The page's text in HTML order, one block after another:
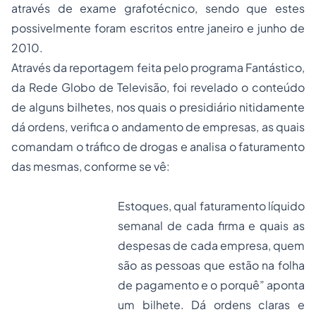
através de exame grafotécnico, sendo que estes
possivelmente foram escritos entre janeiro e junho de
2010.
Através da reportagem feita pelo programa Fantástico,
da Rede Globo de Televisão, foi revelado o conteúdo
de alguns bilhetes, nos quais o presidiário nitidamente
dá ordens, verifica o andamento de empresas, as quais
comandam o tráfico de drogas e analisa o faturamento
das mesmas, conforme se vê:
Estoques, qual faturamento líquido
semanal de cada firma e quais as
despesas de cada empresa, quem
são as pessoas que estão na folha
de pagamento e o porquê” aponta
um bilhete. Dá ordens claras e